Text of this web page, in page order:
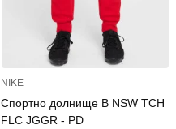
NIKE
Спортно долнище B NSW TCH
FLC JGGR - PD